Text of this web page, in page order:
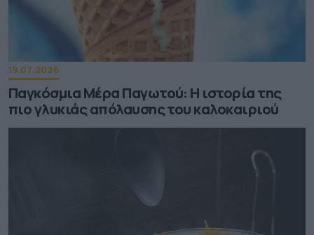
19.07.2026
Παγκόσμια Μέρα Παγωτού: Η ιστορία της
πιο γλυκιάς απόλαυσης του καλοκαιριού